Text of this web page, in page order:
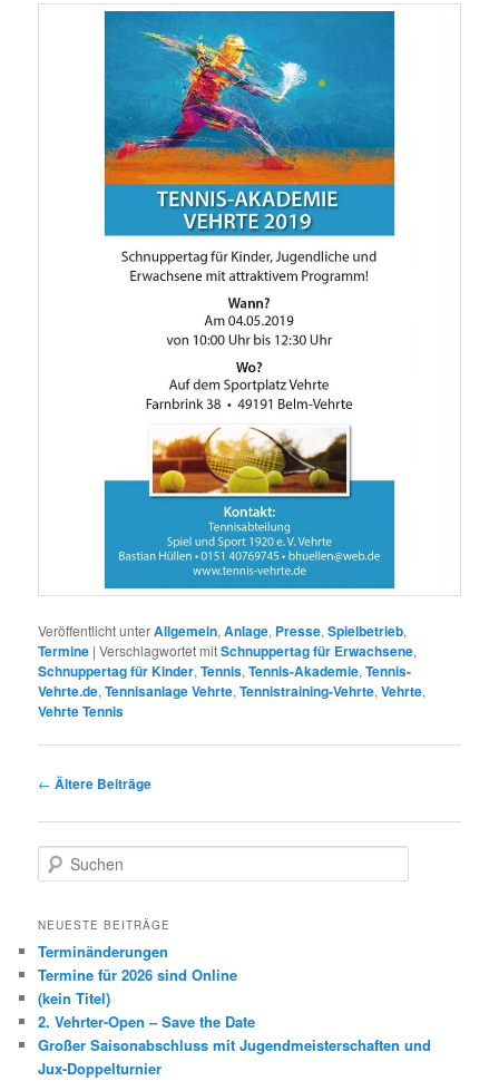
Veröffentlicht unterAllgemein,Anlage, Presse,Spielbetrieb,
Termine |Verschlagwortet mitSchnuppertag für Erwachsene,
Schnuppertag für Kinder,Tennis,Tennis-Akademie,Tennis-
Vehrte.de,Tennisanlage Vehrte,Tennistraining-Vehrte,Vehrte,
Vehrte Tennis
Beitragsnavigation
← Ältere Beiträge
u
h
n
NEUESTE BEITRÄGE
Terminänderungen
Termine für 2026 sind Online
(kein Titel)
2. Vehrter-Open – Save the Date
Großer Saisonabschluss mit Jugendmeisterschaften und
Jux-Doppelturnier